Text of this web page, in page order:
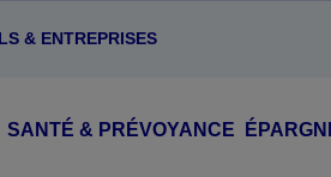
& ENTREPRISES
SANTÉ & PRÉVOYANCE